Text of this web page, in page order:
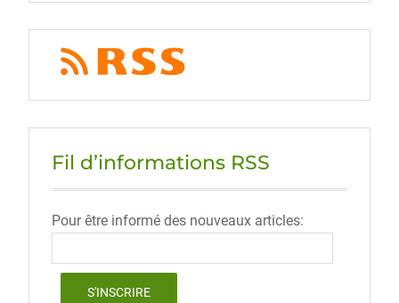
Fil d’informations RSS
Pour être informé des nouveaux articles: